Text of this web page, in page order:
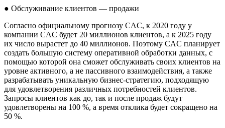
● Обслуживание клиентов — продажи
Согласно официальному прогнозу CAC, к 2020 году у
компании CAC будет 20 миллионов клиентов, а к 2025 году
их число вырастет до 40 миллионов. Поэтому CAC планирует
создать большую систему оперативной обработки данных, с
помощью которой она сможет обслуживать своих клиентов на
уровне активного, а не пассивного взаимодействия, а также
разрабатывать уникальную бизнес-стратегию, подходящую
для удовлетворения различных потребностей клиентов.
Запросы клиентов как до, так и после продаж будут
удовлетворены на 100 %, а время отклика будет сокращено на
50 %.